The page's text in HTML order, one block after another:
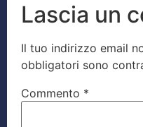
Lascia un
Il tuo indirizzo email
obbligatori sono
Commento *